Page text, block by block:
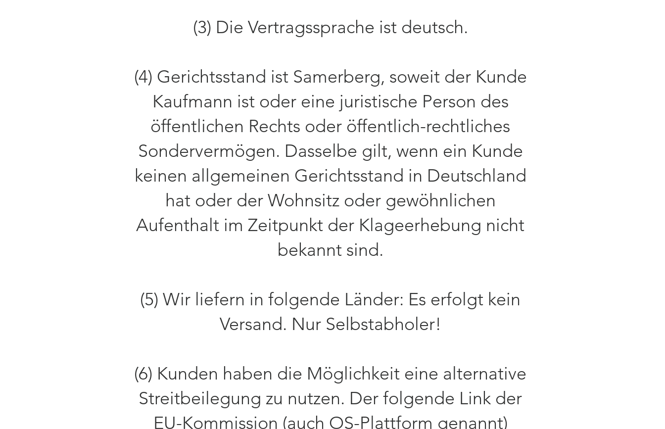
(3) Die Vertragssprache ist deutsch.
(4) Gerichtsstand ist Samerberg, soweit der Kunde
Kaufmann ist oder eine juristische Person des
öffentlichen Rechts oder öffentlich-rechtliches
Sondervermögen. Dasselbe gilt, wenn ein Kunde
keinen allgemeinen Gerichtsstand in Deutschland
hat oder der Wohnsitz oder gewöhnlichen
Aufenthalt im Zeitpunkt der Klageerhebung nicht
bekannt sind.
(5) Wir liefern in folgende Länder: Es erfolgt kein
Versand. Nur Selbstabholer!
(6) Kunden haben die Möglichkeit eine alternative
Streitbeilegung zu nutzen. Der folgende Link der
EU-Kommission (auch OS-Plattform genannt)